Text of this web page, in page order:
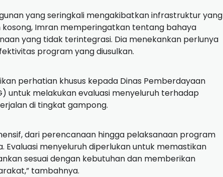
yang seringkali mengakibatkan infrastruktur yang
Imran memperingatkan tentang bahaya
yang tidak terintegrasi. Dia menekankan perlunya
program yang diusulkan.
perhatian khusus kepada Dinas Pemberdayaan
untuk melakukan evaluasi menyeluruh terhadap
di tingkat gampong.
dari perencanaan hingga pelaksanaan program
Evaluasi menyeluruh diperlukan untuk memastikan
sesuai dengan kebutuhan dan memberikan
tambahnya.